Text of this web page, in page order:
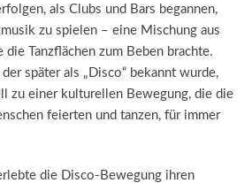
als Clubs und Bars begannen,
zu spielen – eine Mischung aus
die Tanzflächen zum Beben brachte.
später als „Disco“ bekannt wurde,
zu einer kulturellen Bewegung, die die
feierten und tanzen, für immer
die Disco-Bewegung ihren